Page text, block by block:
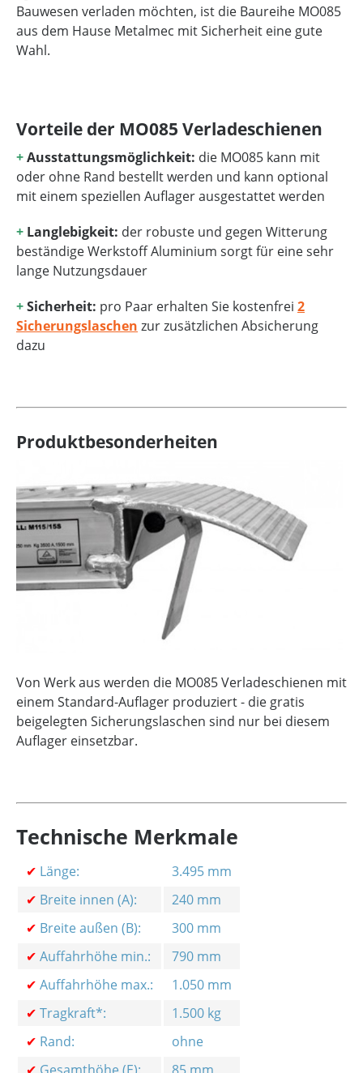
Bauwesen verladen möchten, ist die Baureihe MO085
aus dem Hause Metalmec mit Sicherheit eine gute
Wahl.
Vorteile der MO085 Verladeschienen
+Ausstattungsmöglichkeit: die MO085 kann mit
oder ohne Rand bestellt werden und kann optional
mit einem speziellen Auflager ausgestattet werden
+ Langlebigkeit: der robuste und gegen Witterung
beständige Werkstoff Aluminium sorgt für eine sehr
lange Nutzungsdauer
+Sicherheit: pro Paar erhalten Sie kostenfrei 2
Sicherungslaschen zur zusätzlichen Absicherung
dazu
Produktbesonderheiten
Von Werk aus werden die MO085 Verladeschienen mit
einem Standard-Auflager produziert - die gratis
beigelegten Sicherungslaschen sind nur bei diesem
Auflager einsetzbar.
Technische Merkmale
✔ Länge:
3.495 mm
✔ Breite innen (A):
240 mm
✔ Breite außen (B):
300 mm
✔ Auffahrhöhe min.:
790 mm
✔ Auffahrhöhe max.:
1.050 mm
✔ Tragkraft*:
1.500 kg
✔ Rand:
ohne